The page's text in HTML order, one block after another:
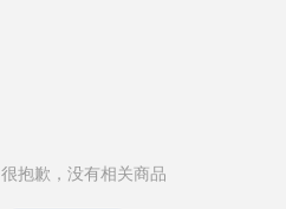
很抱歉，没有相关商品